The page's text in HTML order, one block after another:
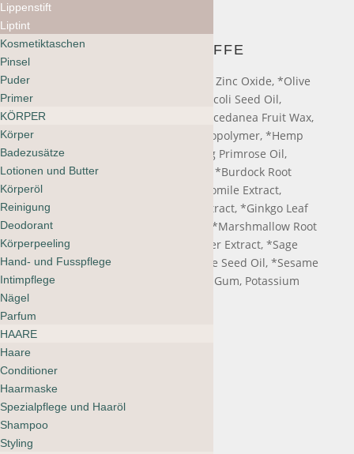
INHALTSSTOFFE
*Aloe Vera Leaf Juice, *Shea Butter, Zinc Oxide, *Olive
Fruit Oil, Butyloctyl Salicylate,
Broccoli Seed Oil,
*Avocado Oil, Polyester-8, Rhus Succedanea Fruit Wax,
*Grape Seed Oil, Vp/Hexadecene Copolymer, *Hemp
Seed Oil, *Jojoba Seed Oil, *Evening Primrose Oil,
*Bladderwrack Seaweed, *Bilberry, *Burdock Root
Extract, *Calendula Extract, *Chamomile Extract,
*Chickweed Extract, *Dandelion Extract, *Ginkgo Leaf
Extract, *Green Tea Flower Extract, *Marshmallow Root
Extract, *Nettle Extract, *Rose Flower Extract, *Sage
Extract, *Sea Buckthorn Oil, *Borage Seed Oil, *Sesame
Seed Oil, *Guar Gum, *Gum Arabic Gum, Potassium
Sorbate, *Vitamin E.
*CERTIFIED ORGANIC
†ORGANIC
‡WILDCRAFTED
§NON-GMO PLANT SOURCED
Vegan
Lippenstift
Liptint
Kosmetiktaschen
Pinsel
Puder
Primer
KÖRPER
Körper
Badezusätze
Lotionen und Butter
Körperöl
Reinigung
Deodorant
Körperpeeling
Hand- und Fusspflege
Intimpflege
Nägel
Parfum
HAARE
Haare
Conditioner
Haarmaske
Spezialpflege und Haaröl
Shampoo
Styling